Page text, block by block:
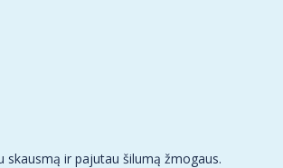
skausmą ir pajutau šilumą žmogaus.